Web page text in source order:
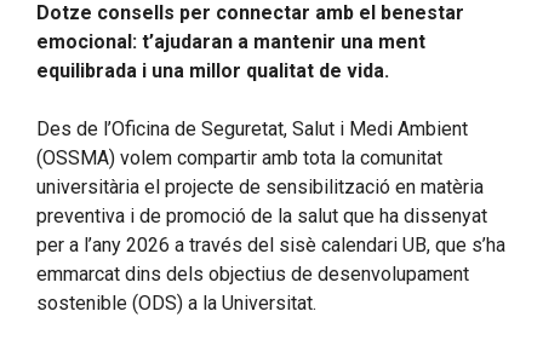
Dotze consells per connectar amb el benestar
emocional: t’ajudaran a mantenir una ment
equilibrada i una millor qualitat de vida.
Des de l’Oficina de Seguretat, Salut i Medi Ambient
(OSSMA) volem compartir amb tota la comunitat
universitària el projecte de sensibilització en matèria
preventiva i de promoció de la salut que ha dissenyat
per a l’any 2026 a través del sisè calendari UB, que s’ha
emmarcat dins dels objectius de desenvolupament
sostenible (ODS) a la Universitat.